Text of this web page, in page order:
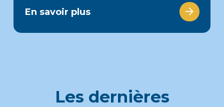
En savoir plus
Les dernières